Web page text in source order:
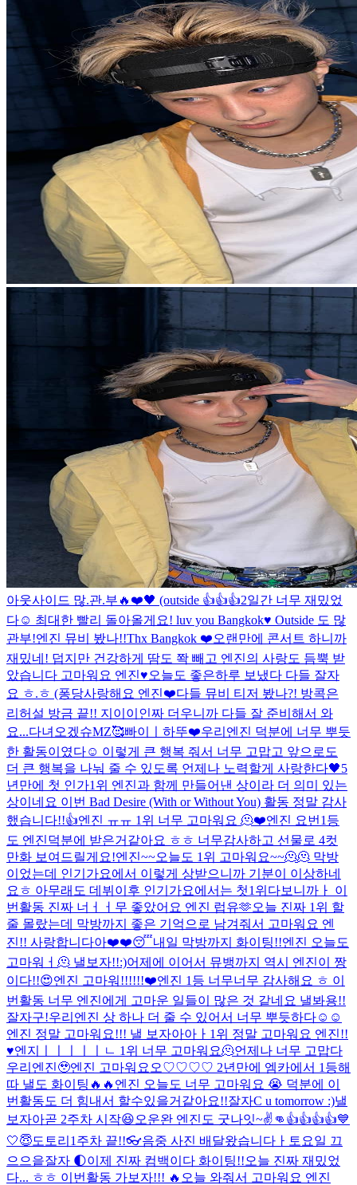
아웃사이드 많.관.부🔥 ❤️🖤 (outside 👍👍👍2일간 너무 재밌었
다☺️ 최대한 빨리 돌아올게요! luv you Bangkok♥️ Outside 도 많
관부!엔진 뮤비 봤나!!Thx Bangkok ❤️오랜만에 콘서트 하니까
재밌네! 덥지만 건강하게 땀도 쫙 빼고 엔진의 사랑도 듬뿍 받
았습니다 고마워요 엔진♥️오늘도 좋은하루 보냈다 다들 잘자
요 ㅎ.ㅎ (퐁당사랑해요 엔진❤️다들 뮤비 티저 봤나?! 방콕은
리허설 방금 끝!! 지이이인짜 더우니까 다들 잘 준비해서 와
요...다녀오겠슈MZ🥰빠이ㅣ 하뚜❤️우리엔진 덕분에 너무 뿌듯
한 활동이였다☺️ 이렇게 큰 행복 줘서 너무 고맙고 앞으로도
더 큰 행복을 나눠 줄 수 있도록 언제나 노력할게 사랑한다🖤5
년만에 첫 인가1위 엔진과 함께 만들어낸 상이라 더 의미 있는
상이네요 이번 Bad Desire (With or Without You) 활동 정말 감사
했습니다!!👍엔진 ㅠㅠ 1위 너무 고마워요 🫠❤️엔진 요번1등
도 엔진덕분에 받은거같아요 ㅎㅎ 너무감사하고 선물로 4컷
만화 보여드릴게요!엔진~~오늘도 1위 고마워요~~🫠🫠 막방
이었는데 인기가요에서 이렇게 상받으니까 기분이 이상하네
요ㅎ 아무래도 데뷔이후 인기가요에서는 첫1위다보니까ㅏ 이
번활동 진짜 너ㅓㅓ무 좋았어요 엔진 럽유🫶오늘 진짜 1위 할
줄 몰랐는데 막방까지 좋은 기억으로 남겨줘서 고마워요 엔
진!! 사랑합니다아❤️❤️😴내일 막방까지 화이팅!!엔진 오늘도
고마워ㅓ🫠 낼보자!!:)어제에 이어서 뮤뱅까지 역시 엔진이 짱
이다!!😍엔진 고마워!!!!!!❤️엔진 1등 너무너무 감사해요 ㅎ 이
번활동 너무 엔진에게 고마운 일들이 많은 것 같네요 낼봐용!!
잘자구!우리엔진 상 하나 더 줄 수 있어서 너무 뿌듯하다☺️☺️
엔진 정말 고마워요!!! 낼 보자아아ㅏ 1위 정말 고마워요 엔진!!
♥️엔지ㅣㅣㅣㅣㅣㄴ 1위 너무 고마워요🫠언제나 너무 고맙다
우리엔진🥹엔진 고마워요오♡♡♡♡ 2년만에 엠카에서 1등해
따 낼도 화이팅🔥🔥 엔진 오늘도 너무 고마워요 😭 덕분에 이
번활동도 더 힘내서 할수있을거같아요!!잘자C u tomorrow :)낼
보자아곧 2주차 시작😆오운완 엔진도 굿나잇~✌️👊 👍👍👍👍💙
🤍😇도토리 1주차 끝!!👓음중 사진 배달왔습니다ㅏ 토요일 끄
으으읕잘자 🌓이제 진짜 컴백이다 화이팅!!오늘 진짜 재밌었
다... ㅎㅎ 이번활동 가보자!!! 🔥 오늘 와줘서 고마워요 엔진